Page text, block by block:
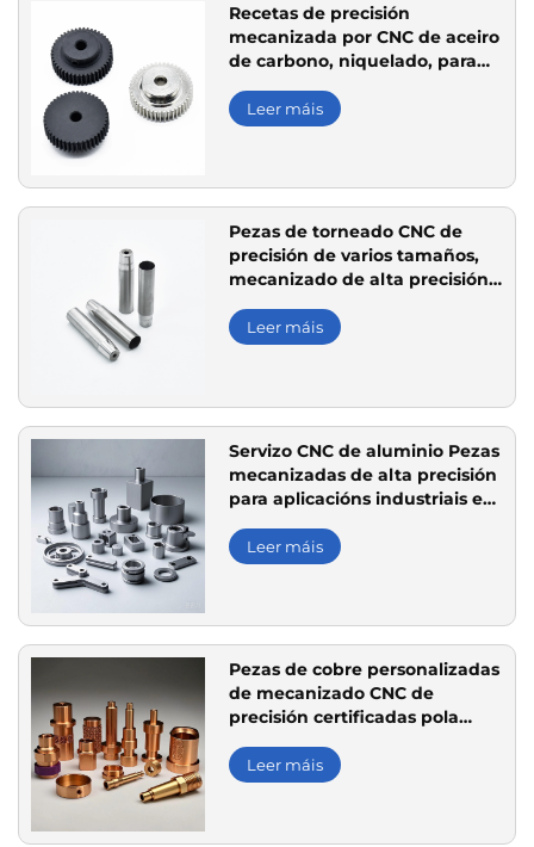
Recetas de precisión
mecanizada por CNC de aceiro
de carbono, niquelado, para
engrenaxes
Leer máis
Pezas de torneado CNC de
precisión de varios tamaños,
mecanizado de alta precisión
Leer máis
Servizo CNC de aluminio Pezas
mecanizadas de alta precisión
para aplicacións industriais e
Leer máis
Pezas de cobre personalizadas
de mecanizado CNC de
precisión certificadas pola
ópticos de semicondutores
Leer máis